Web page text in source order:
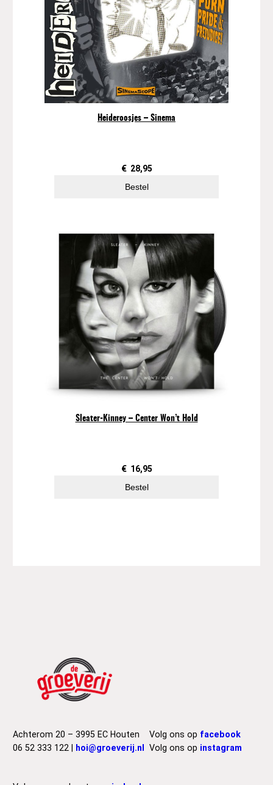
Heideroosjes – Sinema
€ 28,95
Bestel
Sleater-Kinney – Center Won’t Hold
€ 16,95
Bestel
Achterom 20 – 3995 EC Houten
06 52 333 122 |
hoi@groeverij.nl
Volg ons op facebook
Volg ons op instagram